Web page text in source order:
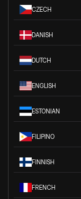
CZECH
DANISH
DUTCH
ENGLISH
ESTONIAN
FILIPINO
FINNISH
FRENCH